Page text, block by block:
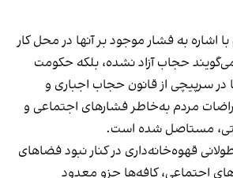
اشاره به فشار موجود بر آنها در محل کار
حجاب آزاد نشده، بلکه حکومت
سرپیچی از قانون حجاب اجباری و
مردم به‌خاطر فشارهای اجتماعی و
مستاصل شده است.
قهوه‌‌خانه‌داری در کنار نبود فضاهای
اجتماعی، کافه‌ها جزو معدود